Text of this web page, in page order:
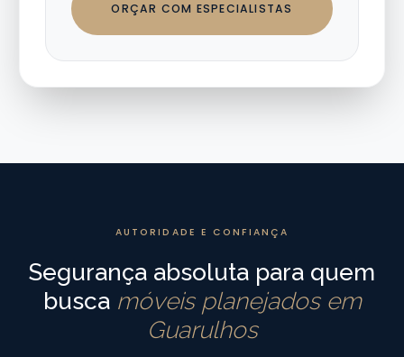
ORÇAR COM ESPECIALISTAS
AUTORIDADE E CONFIANÇA
Segurança absoluta para quem
busca móveis planejados em
Guarulhos